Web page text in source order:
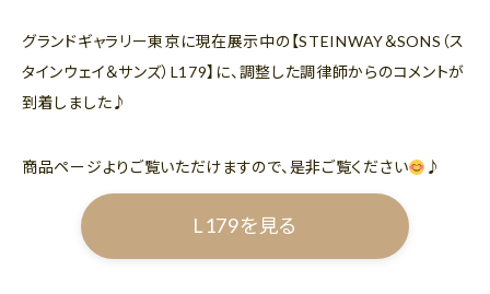
グランドギャラリー東京に現在展示中の【STEINWAY＆SONS（ス
タインウェイ＆サンズ）L179】に、調整した調律師からのコメントが
到着しました♪
商品ページよりご覧いただけますので、是非ご覧ください ♪
L179を見る